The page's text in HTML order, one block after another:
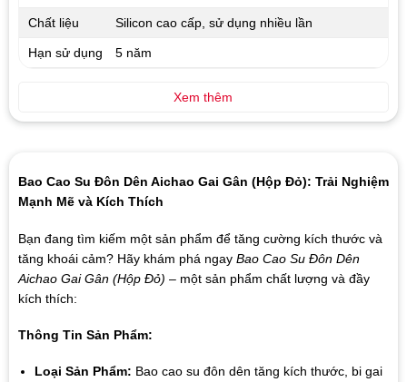
Bao Cao Su Đôn Dên Aichao Gai Gân (Hộp Đỏ): Trải Nghiệm
Mạnh Mẽ và Kích Thích
Bạn đang tìm kiếm một sản phẩm để tăng cường kích thước và
tăng khoái cảm? Hãy khám phá ngay Bao Cao Su Đôn Dên
Aichao Gai Gân (Hộp Đỏ) – một sản phẩm chất lượng và đầy
kích thích:
Thông Tin Sản Phẩm:
Loại Sản Phẩm: Bao cao su đôn dên tăng kích thước, bi gai
Chất liệu Silicon cao cấp, sử dụng nhiều lần
Hạn sử dụng 5 năm
Xem thêm